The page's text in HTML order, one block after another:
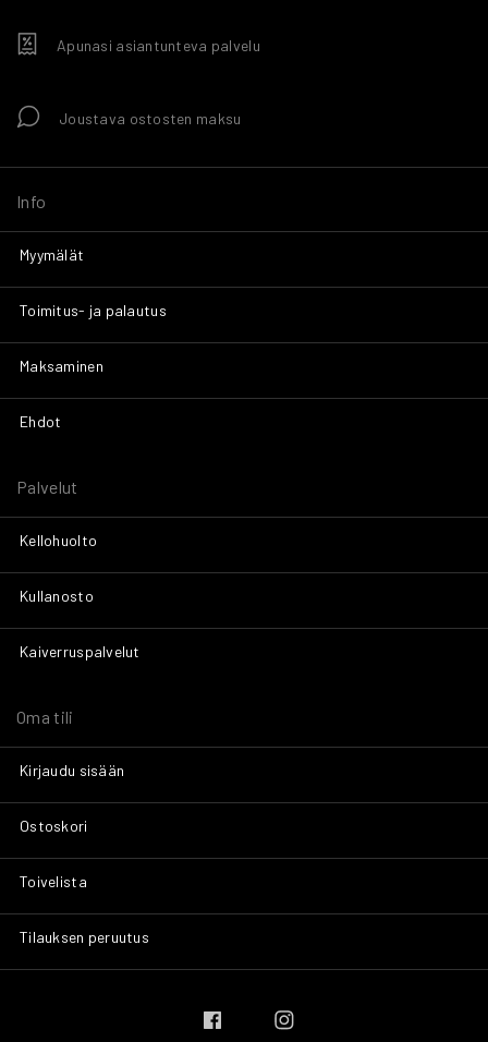
Apunasi asiantunteva palvelu
Joustava ostosten maksu
Info
Myymälät
Toimitus- ja palautus
Maksaminen
Ehdot
Palvelut
Kellohuolto
Kullanosto
Kaiverruspalvelut
Oma tili
Kirjaudu sisään
Ostoskori
Toivelista
Tilauksen peruutus